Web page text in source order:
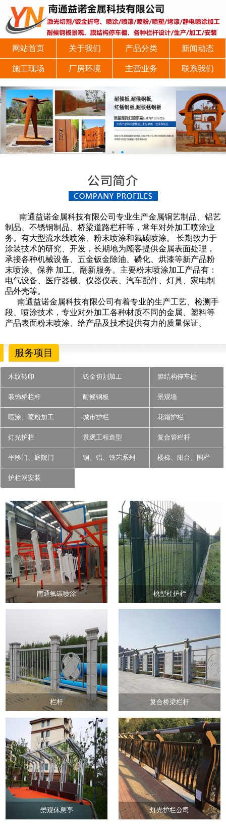
网站首页 关于我们 产品分类 新闻动态
施工现场 厂房环境 主营业务 联系我们
南通益诺金属科技有限公司专业生产金属铜艺制品、铝艺
制品、不锈钢制品、桥梁道路栏杆等，常年对外加工喷涂业
务。有大型流水线喷涂、粉末喷涂和氟碳喷涂。 长期致力于
涂装技术的研究、开发，长期地为顾客提供金属表面处理，
承接各种机械设备、五金钣金除油、磷化、烘漆等新产品粉
末喷涂、保养 加工、翻新服务。主要粉末喷涂加工产品有：
电气设备、医疗器械、仪器仪表、汽车配件、灯具、家电制
品外壳等。
南通益诺金属科技有限公司有着专业的生产工艺、检测手
段、喷涂技术，专业对外加工各种材质不同的金属、塑料等
产品表面粉末喷涂、给产品及技术提供有力的质量保证。
服务项目
木纹转印 钣金切割加工 膜结构停车棚
装饰桥栏杆 耐候钢板 景观墙
喷涂、喷粉加工 城市护栏 花箱护栏
灯光护栏 景观工程造型 复合管栏杆
平移门、庭院门 铜、铝、铁艺系列 楼梯、阳台、围栏
护栏网安装
南通氟碳喷涂 桃型柱护栏
栏杆 复合桥梁栏杆
景观休息亭 灯光护栏公司